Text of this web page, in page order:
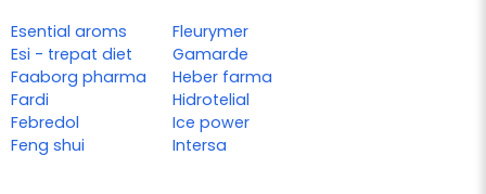
Esential aroms
Esi - trepat diet
Faaborg pharma
Fardi
Febredol
Feng shui
Fleurymer
Gamarde
Heber farma
Hidrotelial
Ice power
Intersa